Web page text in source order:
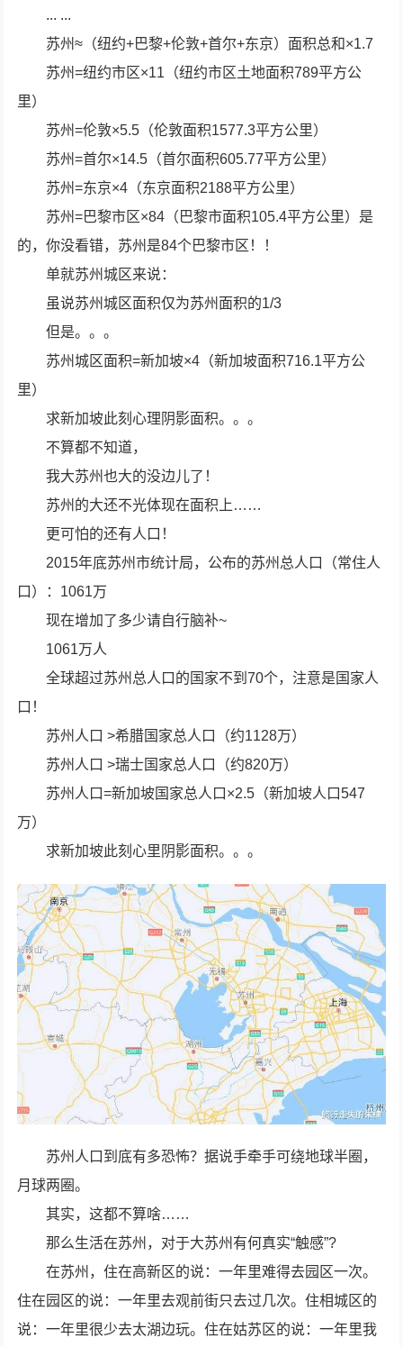
... ...
苏州≈（纽约+巴黎+伦敦+首尔+东京）面积总和×1.7
苏州=纽约市区×11（纽约市区土地面积789平方公
里）
苏州=伦敦×5.5（伦敦面积1577.3平方公里）
苏州=首尔×14.5（首尔面积605.77平方公里）
苏州=东京×4（东京面积2188平方公里）
苏州=巴黎市区×84（巴黎市面积105.4平方公里）是
的，你没看错，苏州是84个巴黎市区！！
单就苏州城区来说：
虽说苏州城区面积仅为苏州面积的1/3
但是。。。
苏州城区面积=新加坡×4（新加坡面积716.1平方公
里）
求新加坡此刻心理阴影面积。。。
不算都不知道，
我大苏州也大的没边儿了！
苏州的大还不光体现在面积上……
更可怕的还有人口！
2015年底苏州市统计局，公布的苏州总人口（常住人
口）：1061万
现在增加了多少请自行脑补~
1061万人
全球超过苏州总人口的国家不到70个，注意是国家人
口！
苏州人口 >希腊国家总人口（约1128万）
苏州人口 >瑞士国家总人口（约820万）
苏州人口=新加坡国家总人口×2.5（新加坡人口547
万）
求新加坡此刻心里阴影面积。。。
苏州人口到底有多恐怖？据说手牵手可绕地球半圈，
月球两圈。
其实，这都不算啥……
那么生活在苏州，对于大苏州有何真实“触感”?
在苏州，住在高新区的说：一年里难得去园区一次。
住在园区的说：一年里去观前街只去过几次。住相城区的
说：一年里很少去太湖边玩。住在姑苏区的说：一年里我